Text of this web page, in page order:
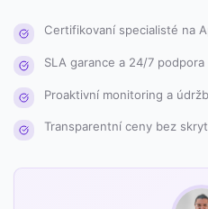
Certifikovaní specialisté na
SLA garance a 24/7 podpora
Proaktivní monitoring a
Transparentní ceny bez